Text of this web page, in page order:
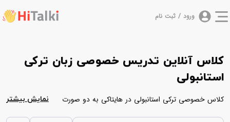
ورود / ثبت نام
کلاس آنلاین تدریس خصوصی زبان ترکی
استانبولی
کلاس خصوصی ترکی استانبولی در هایتاکی به دو صورت
نمایش بیشتر